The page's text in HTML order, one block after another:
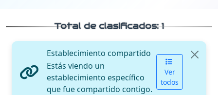
Total de clasificados:1
Establecimiento compartido
Estás viendo un
establecimiento específico
que fue compartido contigo.
Ver
todos